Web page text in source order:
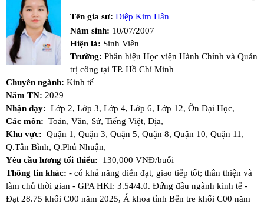
Tên gia sư: Diệp Kim Hân
Năm sinh: 10/07/2007
Hiện là: Sinh Viên
Trường: Phân hiệu Học viện Hành Chính và Quản
trị công tại TP. Hồ Chí Minh
Chuyên ngành: Kinh tế
Năm TN: 2029
Nhận dạy: Lớp 2, Lớp 3, Lớp 4, Lớp 6, Lớp 12, Ôn Đại Học,
Các môn: Toán, Văn, Sử, Tiếng Việt, Địa,
Khu vực: Quận 1, Quận 3, Quận 5, Quận 8, Quận 10, Quận 11,
Q.Tân Bình, Q.Phú Nhuận,
Yêu cầu lương tối thiểu:
130,000 VNĐ/buổi
Thông tin khác: - có khả năng diễn đạt, giao tiếp tốt; thân thiện và
làm chủ thời gian - GPA HKI: 3.54/4.0. Đứng đầu ngành kinh tế -
Đạt 28.75 khối C00 năm 2025, Á khoa tỉnh Bến tre khối C00 năm